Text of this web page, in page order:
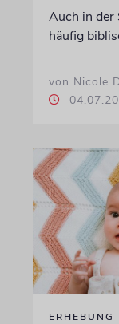
Auch in der
häufig
von Nicole
ERHEBUNG